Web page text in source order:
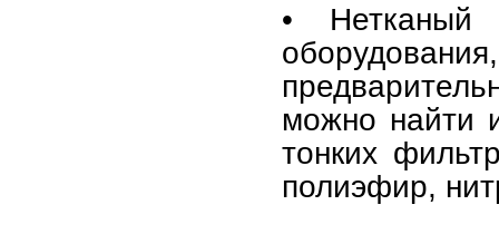
•
можно найти
тонких
полиэфир,